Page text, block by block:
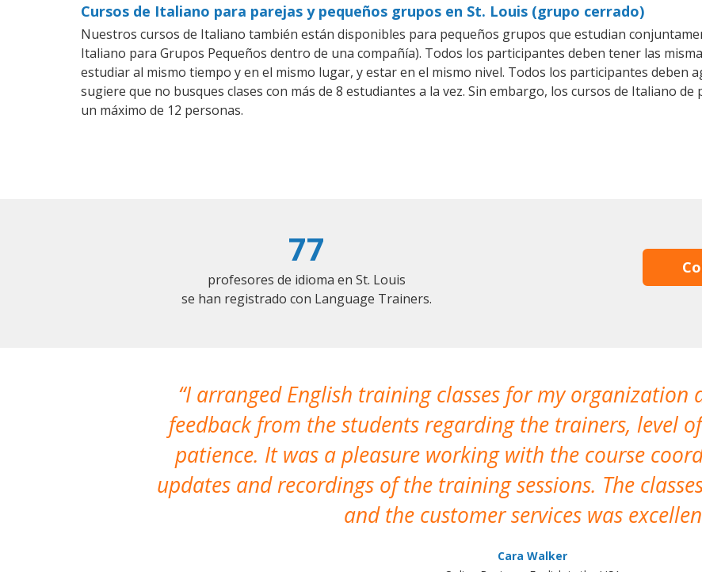
Cursos de Italiano para parejas y pequeños grupos en St. Louis (grupo cerrado)
Nuestros cursos de Italiano también están disponibles para pequeños grupos que estudian
Italiano para Grupos Pequeños dentro de una compañía). Todos los participantes deben tener las
estudiar al mismo tiempo y en el mismo lugar, y estar en el mismo nivel. Todos los participantes deben
sugiere que no busques clases con más de 8 estudiantes a la vez. Sin embargo, los cursos de Italiano
un máximo de 12 personas.
77
profesores de idioma en St. Louis
se han registrado con Language Trainers.
I arranged English training classes for my organization
feedback from the students regarding the trainers, level
patience. It was a pleasure working with the course
updates and recordings of the training sessions. The
and the customer services was
Cara Walker